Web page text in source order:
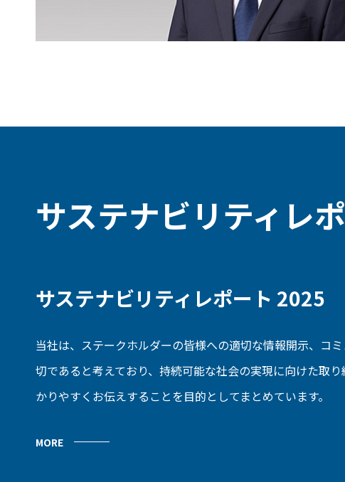
サステナビリティレ
サステナビリティレポート 2025
当社は、ステークホルダーの皆様への適切な情報開示、コ
切であると考えており、持続可能な社会の実現に向けた取
かりやすくお伝えすることを目的としてまとめています。
MORE